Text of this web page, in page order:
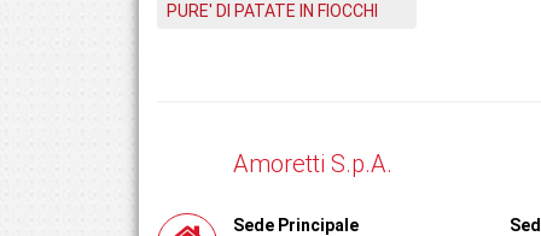
PURE' DI PATATE IN FIOCCHI
Amoretti S.p.A.
Sede Principale